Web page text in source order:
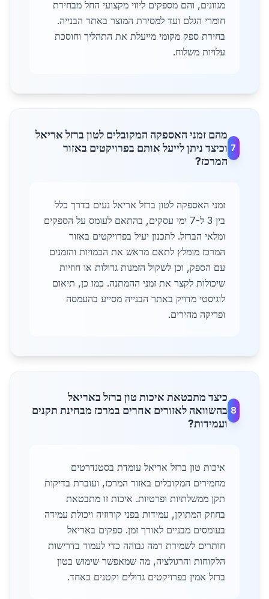
מגוונים, והם מספקים ליווי מקצועי החל מבחירת
חומרי הגלם ועד למסירת המוצר באתר הבנייה.
בחירת ספק מקומי מייעלת את התהליך וחוסכת
עלויות משלוח.
7
מהם זמני האספקה המקובלים לטון ברזל אריאל
וכיצד ניתן לייעל אותם בפרויקטים באזור
המרכז?
זמני האספקה לטון ברזל אריאל נעים בדרך כלל
בין 3 ל-7 ימי עסקים, בהתאם לעומס על הספקים
ומלאי הברזל. לתכנון יעיל בפרויקטים באזור
המרכז מומלץ לתאם מראש את הכמויות והזמנים
עם הספק, וכן לשקול הזמנות גדולות או חוזיות
שיכולות לקצר את זמני ההמתנה. כמו כן, תיאום
לוגיסטי מדויק באתר הבנייה מסייע בהעמסה
ופריקה מהירים.
8
כיצד מתבטאת איכות טון ברזל באריאל
בהשוואה לאזורים אחרים במרכז מבחינת תקנים
ועמידות?
איכות טון ברזל אריאל עומדת בסטנדרטים
מחמירים המקובלים באזור המרכז, ועוברת בדיקות
תקן ממשלתיות ופרטיות. איכות זו מתבטאת
בחוזק המתוקן, עמידות בפני קורוזיה ויכולת עמידה
בעומסים מבניים לאורך זמן. ספקים באריאל
חותרים לשמירת רמה גבוהה כדי לעמוד בדרישות
הלקוחות והרגולציה, מה שמאפשר שימוש בטון
ברזל אמין בפרויקטים גדולים וקטנים כאחד.